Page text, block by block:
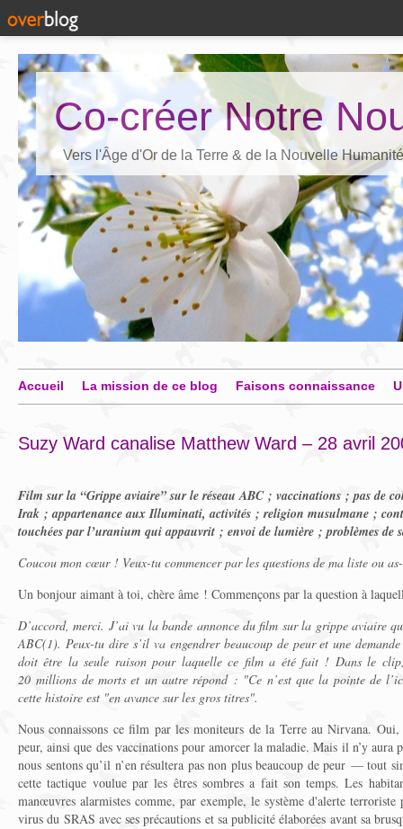
Co-créer Notre
Vers l'Âge d'Or de la Terre & de la Nouvelle Humanité
Accueil La mission de ce blog Faisons connaissance
Suzy Ward canalise Matthew Ward – 28 avril
Film sur la “Grippe aviaire” sur le réseau ABC ; vaccinations ; pas de
Irak ; appartenance aux Illuminati, activités ; religion musulmane ;
touchées par l’uranium qui appauvrit ; envoi de lumière ; problèmes de
Coucou mon cœur ! Veux-tu commencer par les questions de ma liste ou
Un bonjour aimant à toi, chère âme ! Commençons par la question à
D’accord, merci. J’ai vu la bande annonce du film sur la grippe aviaire
ABC(1). Peux-tu dire s’il va engendrer beaucoup de peur et une
doit être la seule raison pour laquelle ce film a été fait ! Dans le
20 millions de morts et un autre répond : "Ce n’est que la pointe de
cette histoire est "en avance sur les gros titres".
Nous connaissons ce film par les moniteurs de la Terre au Nirvana.
peur, ainsi que des vaccinations pour amorcer la maladie. Mais il n’y aura
nous sentons qu’il n’en résultera pas non plus beaucoup de peur — tout
cette tactique voulue par les êtres sombres a fait son temps. Les
manœuvres alarmistes comme, par exemple, le système d'alerte
virus du SRAS avec ses précautions et sa publicité élaborées avant sa